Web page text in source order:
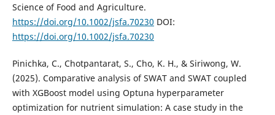
Science of Food and Agriculture.
https://doi.org/10.1002/jsfa.70230 DOI:
https://doi.org/10.1002/jsfa.70230
Pinichka, C., Chotpantarat, S., Cho, K. H., & Siriwong, W.
(2025). Comparative analysis of SWAT and SWAT coupled
with XGBoost model using Optuna hyperparameter
optimization for nutrient simulation: A case study in the